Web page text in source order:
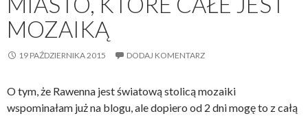
MOZAIKĄ
19 PAŹDZIERNIKA 2015 DODAJ KOMENTARZ
O tym, że Rawenna jest światową stolicą mozaiki
wspominałam już na blogu, ale dopiero od 2 dni mogę to z całą